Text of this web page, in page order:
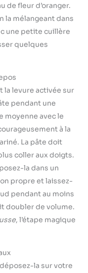
de fleur d’oranger.
la mélangeant dans
une petite cuillère
quelques
la levure activée sur
pendant une
moyenne avec le
à la
La pâte doit
coller aux doigts.
la dans un
propre et laissez-
pendant au moins
doubler de volume.
, l’étape magique
la sur votre